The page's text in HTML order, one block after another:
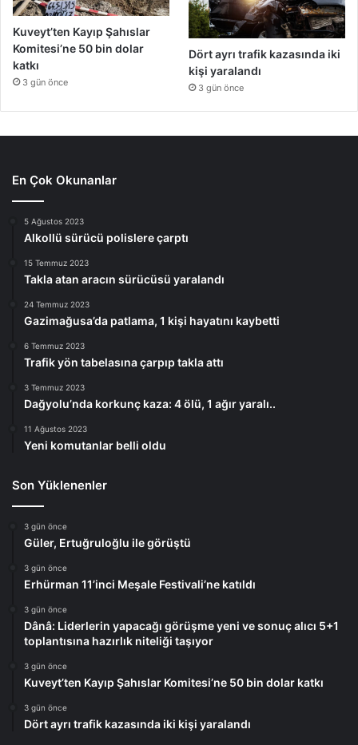
Kuveyt’ten Kayıp Şahıslar
Komitesi’ne 50 bin dolar
katkı
3 gün önce
Dört ayrı trafik kazasında iki
kişi yaralandı
3 gün önce
En Çok Okunanlar
5 Ağustos 2023
Alkollü sürücü polislere çarptı
15 Temmuz 2023
Takla atan aracın sürücüsü yaralandı
24 Temmuz 2023
Gazimağusa’da patlama, 1 kişi hayatını kaybetti
6 Temmuz 2023
Trafik yön tabelasına çarpıp takla attı
3 Temmuz 2023
Dağyolu’nda korkunç kaza: 4 ölü, 1 ağır yaralı..
11 Ağustos 2023
Yeni komutanlar belli oldu
Son Yüklenenler
3 gün önce
Güler, Ertuğruloğlu ile görüştü
3 gün önce
Erhürman 11’inci Meşale Festivali’ne katıldı
3 gün önce
Dânâ: Liderlerin yapacağı görüşme yeni ve sonuç alıcı 5+1
toplantısına hazırlık niteliği taşıyor
3 gün önce
Kuveyt’ten Kayıp Şahıslar Komitesi’ne 50 bin dolar katkı
3 gün önce
Dört ayrı trafik kazasında iki kişi yaralandı